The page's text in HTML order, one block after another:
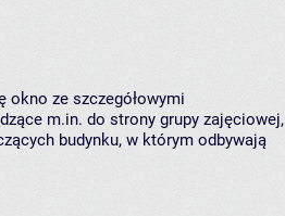
ze szczegółowymi
m.in. do strony grupy zajęciowej,
budynku, w którym odbywają